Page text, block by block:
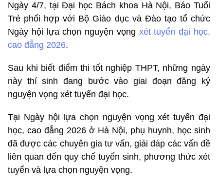
Ngày 4/7, tại Đại học Bách khoa Hà Nội, Báo Tuổi
Trẻ phối hợp với Bộ Giáo dục và Đào tạo tổ chức
Ngày hội lựa chọn nguyện vọng xét tuyển đại học,
cao đẳng 2026.
Sau khi biết điểm thi tốt nghiệp THPT, những ngày
này thí sinh đang bước vào giai đoạn đăng ký
nguyện vọng xét tuyển đại học.
Tại Ngày hội lựa chọn nguyện vọng xét tuyển đại
học, cao đẳng 2026 ở Hà Nội, phụ huynh, học sinh
đã được các chuyên gia tư vấn, giải đáp các vấn đề
liên quan đến quy chế tuyển sinh, phương thức xét
tuyển và lựa chọn nguyện vọng.